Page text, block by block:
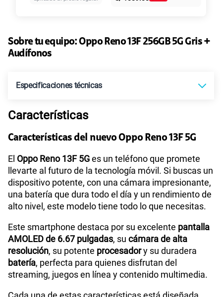
Paga solo
Ver más planes
aplicado al precio regular
Sobre tu equipo:
Sistema operativo Android 15
Procesador Qualcomm SM6450
Tamaño de Pantalla
WiFI Si
ElOppo Reno 13F 5Ges un teléfono que promete
llevarte al futuro de la tecnología móvil. Si buscas un
dispositivo potente, con una cámara impresionante,
una batería que dura todo el día y un rendimiento de
Este smartphone destaca por su excelentepantalla
AMOLED de 6.67 pulgadas, sucámara de alta
resolución, su potenteprocesadory su duradera
batería, perfecta para quienes disfrutan del